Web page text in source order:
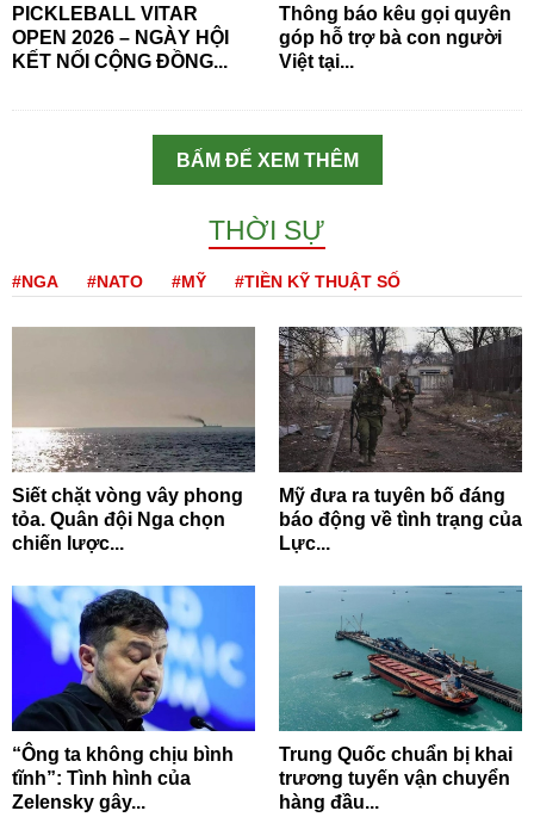
PICKLEBALL VITAR
OPEN 2026 – NGÀY HỘI
KẾT NỐI CỘNG ĐỒNG...
Thông báo kêu gọi quyên
góp hỗ trợ bà con người
Việt tại...
BẤM ĐỂ XEM THÊM
THỜI SỰ
#NGA #NATO #MỸ #TIỀN KỸ THUẬT SỐ
Siết chặt vòng vây phong
tỏa. Quân đội Nga chọn
chiến lược...
Mỹ đưa ra tuyên bố đáng
báo động về tình trạng của
Lực...
“Ông ta không chịu bình
tĩnh”: Tình hình của
Zelensky gây...
Trung Quốc chuẩn bị khai
trương tuyến vận chuyển
hàng đầu...